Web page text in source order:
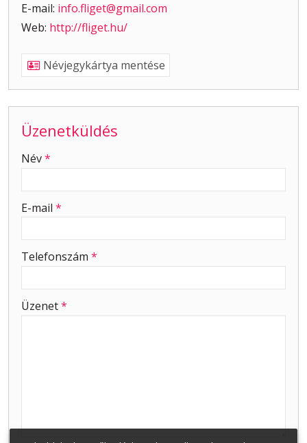
E-mail: info.fliget@gmail.com
Web: http://fliget.hu/
Névjegykártya mentése
Üzenetküldés
-
-
Név*
E-mail *
Telefonszám *
Üzenet*